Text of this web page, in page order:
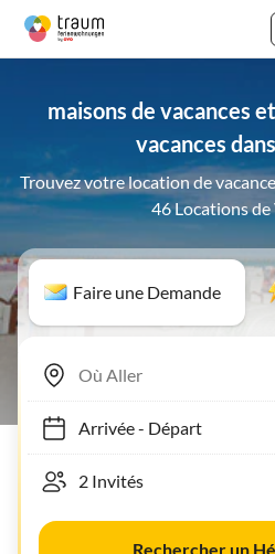
maisons de vacances
vacances
Trouvez votre location de
46 Locations de
Faire une Demande
Arrivée- Départ
Rechercher un